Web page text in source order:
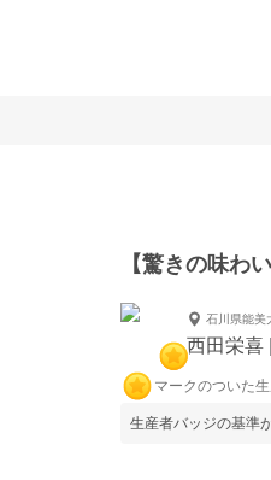
【驚きの味わ
石川県能美
西田栄
マークのついた
生産者バッジの基準